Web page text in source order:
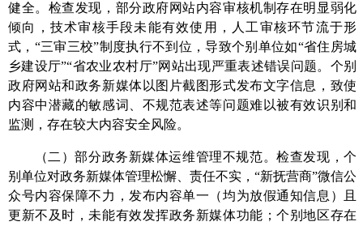
健全。 检查发现，部分政府网站内容审核机制存在明显弱化
倾向，技术审核手段未能有效使用，人工审核环节流于形
式，“三审三校”制度执行不到位，导致个别单位如“省住房城
乡建设厅”“省农业农村厅”网站出现严重表述错误问题。个别
政府网站和政务新媒体 以图片截图形式发布文字信息， 致使
内容中潜藏的敏感词、不规范表述等问题难以被有效识别和
监测 ，存在较大内容安全风险。
（二）部分政务新媒体运维管理不规范。检查发现，个
别单位对政务新媒体管理松懈、责任不实，“新抚营商”微信公
众号内容保障不力，发布内容单一（均为放假通知信息）且
更新不及时，未能有效发挥政务新媒体功能；个别地区存在